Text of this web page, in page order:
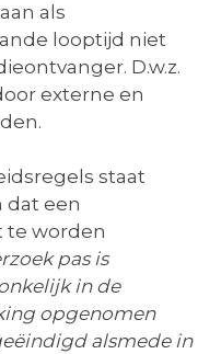
als
looptijd niet
D.w.z.
externe en
staat
dat een
te worden
pas is
in de
opgenomen
alsmede in